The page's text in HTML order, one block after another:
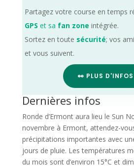
Partagez votre course en temps
GPS et sa fan zone intégrée.
Sortez en toute sécurité; vos
et vous suivent.
👀 PLUS D'INFOS
Dernières infos
Ronde d’Ermont aura lieu le Sun
novembre à Ermont, attendez-
précipitations importantes avec
jours de pluie. Les températures
du mois sont d’environ 15°C et